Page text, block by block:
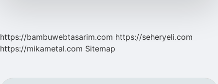
https://bambuwebtasarim.com https://seheryeli.com
https://mikametal.com Sitemap